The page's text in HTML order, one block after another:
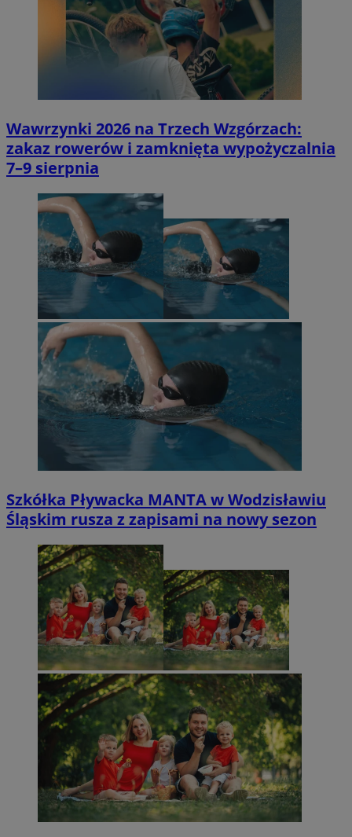
Wawrzynki 2026 na Trzech Wzgórzach:
zakaz rowerów i zamknięta wypożyczalnia
7–9 sierpnia
Szkółka Pływacka MANTA w Wodzisławiu
Śląskim rusza z zapisami na nowy sezon